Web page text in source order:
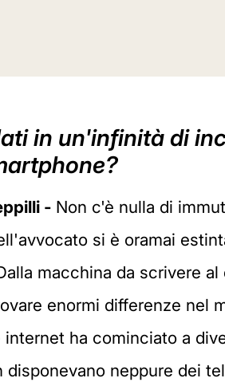
in un'infinità di
- Non c'è nulla di
si è oramai
macchina da scrivere
enormi differenze nel
internet ha cominciato a
disponevano neppure dei